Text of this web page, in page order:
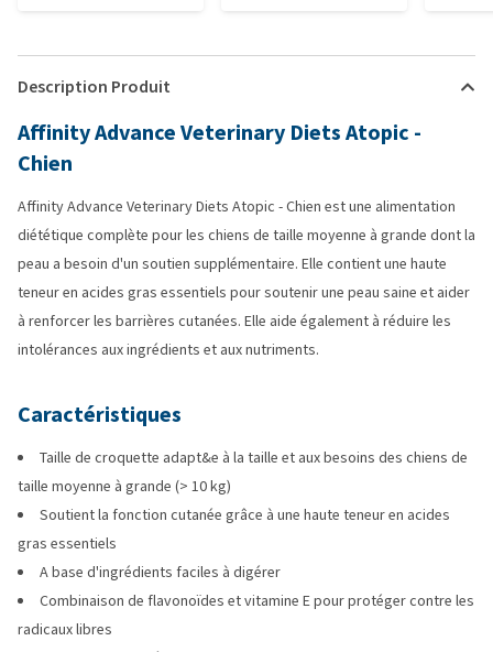
Description Produit
Affinity Advance Veterinary Diets Atopic -
Chien
Affinity Advance Veterinary Diets Atopic - Chien est une alimentation
diététique complète pour les chiens de taille moyenne à grande dont la
peau a besoin d'un soutien supplémentaire. Elle contient une haute
teneur en acides gras essentiels pour soutenir une peau saine et aider
à renforcer les barrières cutanées. Elle aide également à réduire les
intolérances aux ingrédients et aux nutriments.
Caractéristiques
Taille de croquette adapt&e à la taille et aux besoins des chiens de
taille moyenne à grande (> 10 kg)
Soutient la fonction cutanée grâce à une haute teneur en acides
gras essentiels
A base d'ingrédients faciles à digérer
Combinaison de flavonoïdes et vitamine E pour protéger contre les
radicaux libres